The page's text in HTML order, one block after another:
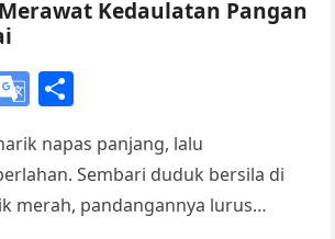
at
e
Kedaulatan Pangan
G
o
gl
ar
e
napas panjang, lalu
Sembari duduk bersila di
merah, pandangannya lurus